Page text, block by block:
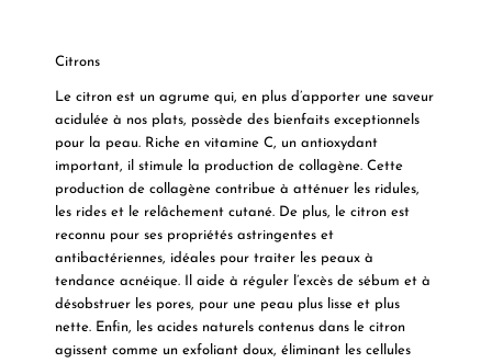
Citrons
Le citron est un agrume qui, en plus d’apporter une saveur
acidulée à nos plats, possède des bienfaits exceptionnels
pour la peau. Riche en vitamine C, un antioxydant
important, il stimule la production de collagène. Cette
production de collagène contribue à atténuer les ridules,
les rides et le relâchement cutané. De plus, le citron est
reconnu pour ses propriétés astringentes et
antibactériennes, idéales pour traiter les peaux à
tendance acnéique. Il aide à réguler l’excès de sébum et à
désobstruer les pores, pour une peau plus lisse et plus
nette. Enfin, les acides naturels contenus dans le citron
agissent comme un exfoliant doux, éliminant les cellules